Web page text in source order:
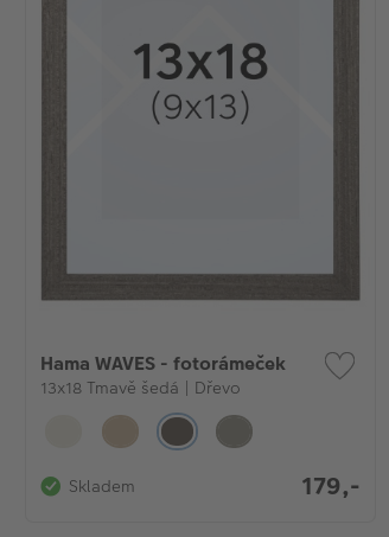
Hama WAVES - fotorámeček
13x18 Tmavě šedá | Dřevo
Skladem 179,-